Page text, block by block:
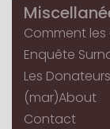
Comment
Enquête
Les Donateurs
(mar)About
Contact